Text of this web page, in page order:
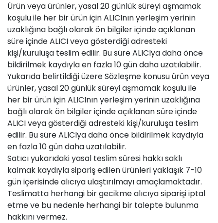
Ürün veya ürünler, yasal 20 günlük süreyi aşmamak
koşulu ile her bir ürün için ALICInın yerleşim yerinin
uzaklığına bağlı olarak ön bilgiler içinde açıklanan
süre içinde ALICI veya gösterdiği adresteki
kişi/kuruluşa teslim edilir. Bu süre ALICIya daha önce
bildirilmek kaydıyla en fazla 10 gün daha uzatılabilir.
Yukarıda belirtildiği üzere Sözleşme konusu ürün veya
ürünler, yasal 20 günlük süreyi aşmamak koşulu ile
her bir ürün için ALICInın yerleşim yerinin uzaklığına
bağlı olarak ön bilgiler içinde açıklanan süre içinde
ALICI veya gösterdiği adresteki kişi/kuruluşa teslim
edilir. Bu süre ALICIya daha önce bildirilmek kaydıyla
en fazla 10 gün daha uzatılabilir.
Satıcı yukarıdaki yasal teslim süresi hakkı saklı
kalmak kaydıyla sipariş edilen ürünleri yaklaşık 7-10
gün içerisinde alıcıya ulaştırılmayı amaçlamaktadır.
Teslimatta herhangi bir gecikme alıcıya siparişi iptal
etme ve bu nedenle herhangi bir talepte bulunma
hakkını vermez.